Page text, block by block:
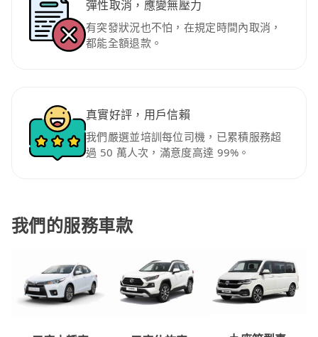
彈性取消，應變無壓力
有突發狀況也不怕，在規定時間內取消，
都能全額退款。
真實好評，用戶信賴
我們嚴選並培訓每位司機，已累積服務超
過 50 萬人次，滿意度高達 99%。
我們的服務車款